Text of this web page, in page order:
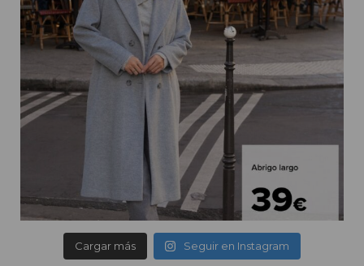
Cargar más Seguir en Instagram